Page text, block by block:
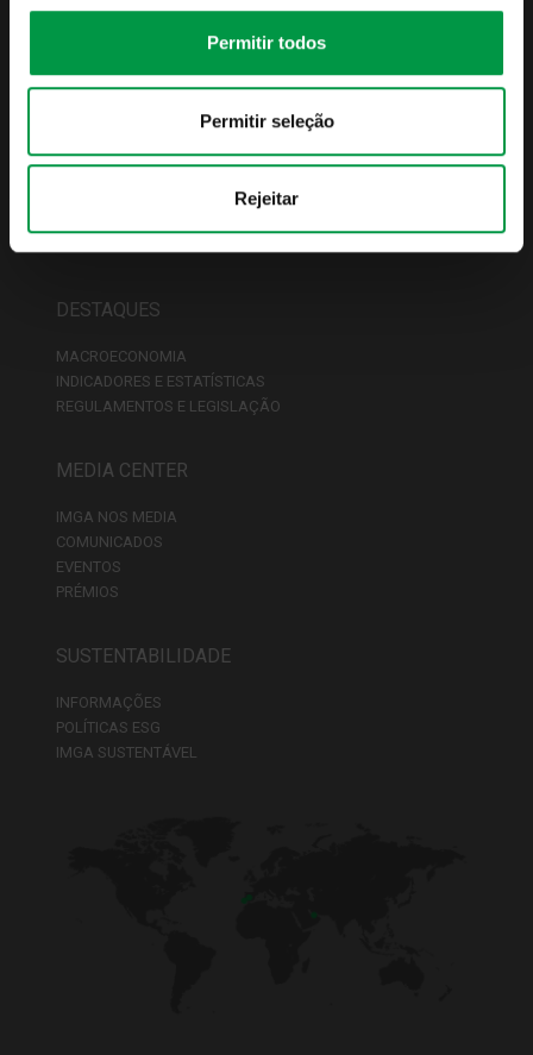
Permitir todos
Permitir seleção
Rejeitar
IMGA PODCASTS
CONDIÇÕES COMERCIAIS
DESTAQUES
MACROECONOMIA
INDICADORES E ESTATÍSTICAS
REGULAMENTOS E LEGISLAÇÃO
MEDIA CENTER
IMGA NOS MEDIA
COMUNICADOS
EVENTOS
PRÉMIOS
SUSTENTABILIDADE
INFORMAÇÕES
POLÍTICAS ESG
IMGA SUSTENTÁVEL